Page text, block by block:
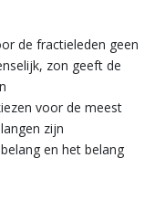
de fractieleden geen
zon geeft de
voor de meest
zijn
en het belang